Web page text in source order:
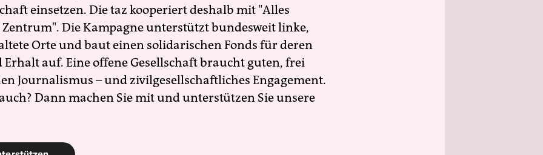
einsetzen. Die taz kooperiert deshalb mit "Alles
Die Kampagne unterstützt bundesweit linke,
Orte und baut einen solidarischen Fonds für deren
Erhalt auf. Eine offene Gesellschaft braucht guten, frei
Journalismus – und zivilgesellschaftliches Engagement.
Dann machen Sie mit und unterstützen Sie unsere